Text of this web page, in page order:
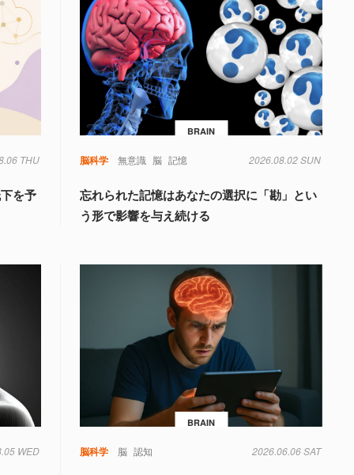
THU
を予
BRAIN
脳科学 無意識 脳 記憶 2026.08.02 SUN
忘れられた記憶はあなたの選択に「勘」とい
う形で影響を与え続ける
WED
BRAIN
脳科学 脳 認知 2026.06.06 SAT